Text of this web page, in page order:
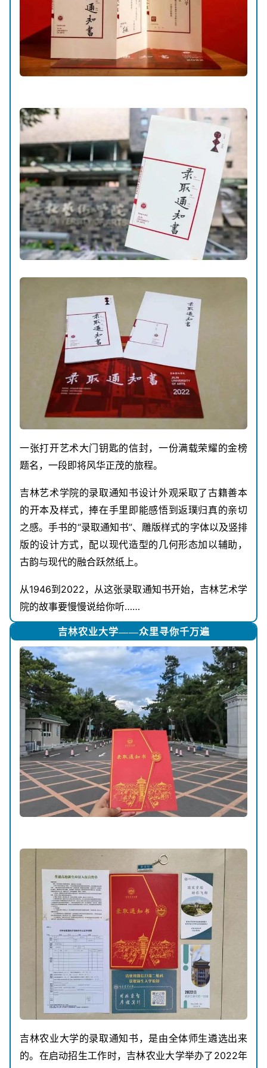
一张打开艺术大门钥匙的信封，一份满载荣耀的金榜
题名，一段即将风华正茂的旅程。
吉林艺术学院的录取通知书设计外观采取了古籍善本
的开本及样式，捧在手里即能感悟到返璞归真的亲切
之感。手书的“录取通知书”、雕版样式的字体以及竖排
版的设计方式，配以现代造型的几何形态加以辅助，
古韵与现代的融合跃然纸上。
从1946到2022，从这张录取通知书开始，吉林艺术学
院的故事要慢慢说给你听……
吉林农业大学——众里寻你千万遍
吉林农业大学的录取通知书，是由全体师生遴选出来
的。在启动招生工作时，吉林农业大学举办了2022年